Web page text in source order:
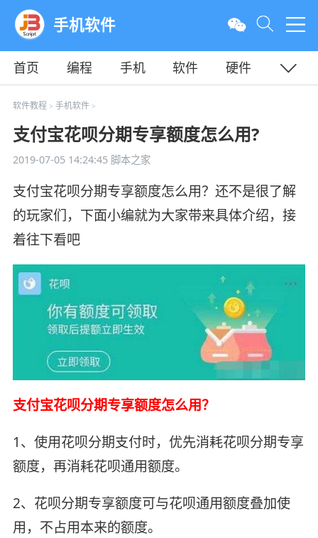
手机软件
首页 编程 手机 软件
硬件
教程
平面
软件教程 > 手机软件>
支付宝花呗分期专享额度怎么用?
2019-07-05 14:24:45脚本之家
支付宝花呗分期专享额度怎么用？还不是很了解
的玩家们，下面小编就为大家带来具体介绍，接
着往下看吧
支付宝花呗分期专享额度怎么用？
1、使用花呗分期支付时，优先消耗花呗分期专享
额度，再消耗花呗通用额度。
2、花呗分期专享额度可与花呗通用额度叠加使
用，不占用本来的额度。